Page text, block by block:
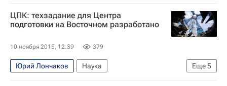
Космос - РИА Наука Россия
ЦПК: техзадание для Центра
подготовки на Восточном разработано
10 ноября 2015, 12:39 379
Еще5
Юрий Лончаков
Наука
Космос - РИА Наука
Весь мир
Европа